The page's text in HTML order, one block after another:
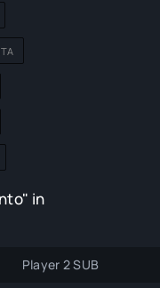
in
Player 2 SUB